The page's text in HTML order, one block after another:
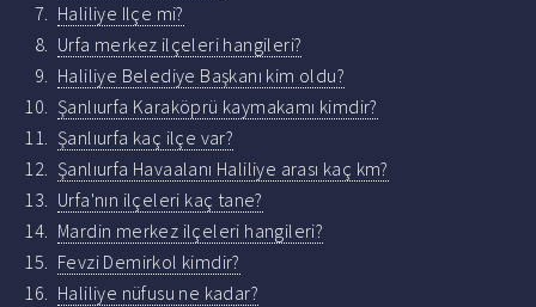
Haliliye Ilçe mi?
Urfa merkez ilçeleri hangileri?
Haliliye Belediye Başkanı kim oldu?
Şanlıurfa Karaköprü kaymakamı kimdir?
Şanlıurfa kaç ilçe var?
Şanlıurfa Havaalanı Haliliye arası kaç km?
Urfa'nın ilçeleri kaç tane?
Mardin merkez ilçeleri hangileri?
Fevzi Demirkol kimdir?
Haliliye nüfusu ne kadar?